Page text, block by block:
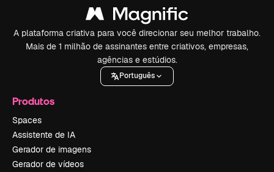
A plataforma criativa para você direcionar seu melhor trabalho.
Mais de 1 milhão de assinantes entre criativos, empresas,
agências e estúdios.
Português
Produtos
Spaces
Assistente de IA
Gerador de imagens
Gerador de vídeos